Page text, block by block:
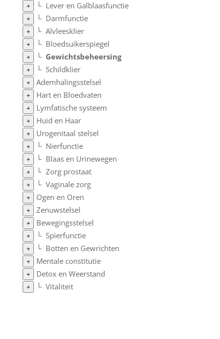
+ └ Lever en Galblaasfunctie
+ └ Darmfunctie
+ └ Alvleesklier
+ └ Bloedsuikerspiegel
+ └ Gewichtsbeheersing
+ └ Schildklier
+ Ademhalingsstelsel
+ Hart en Bloedvaten
+ Lymfatische systeem
+ Huid en Haar
+ Urogenitaal stelsel
+ └ Nierfunctie
+ └ Blaas en Urinewegen
+ └ Zorg prostaat
+ └ Vaginale zorg
+ Ogen en Oren
+ Zenuwstelsel
+ Bewegingsstelsel
+ └ Spierfunctie
+ └ Botten en Gewrichten
+ Mentale constitutie
+ Detox en Weerstand
+ └ Vitaliteit